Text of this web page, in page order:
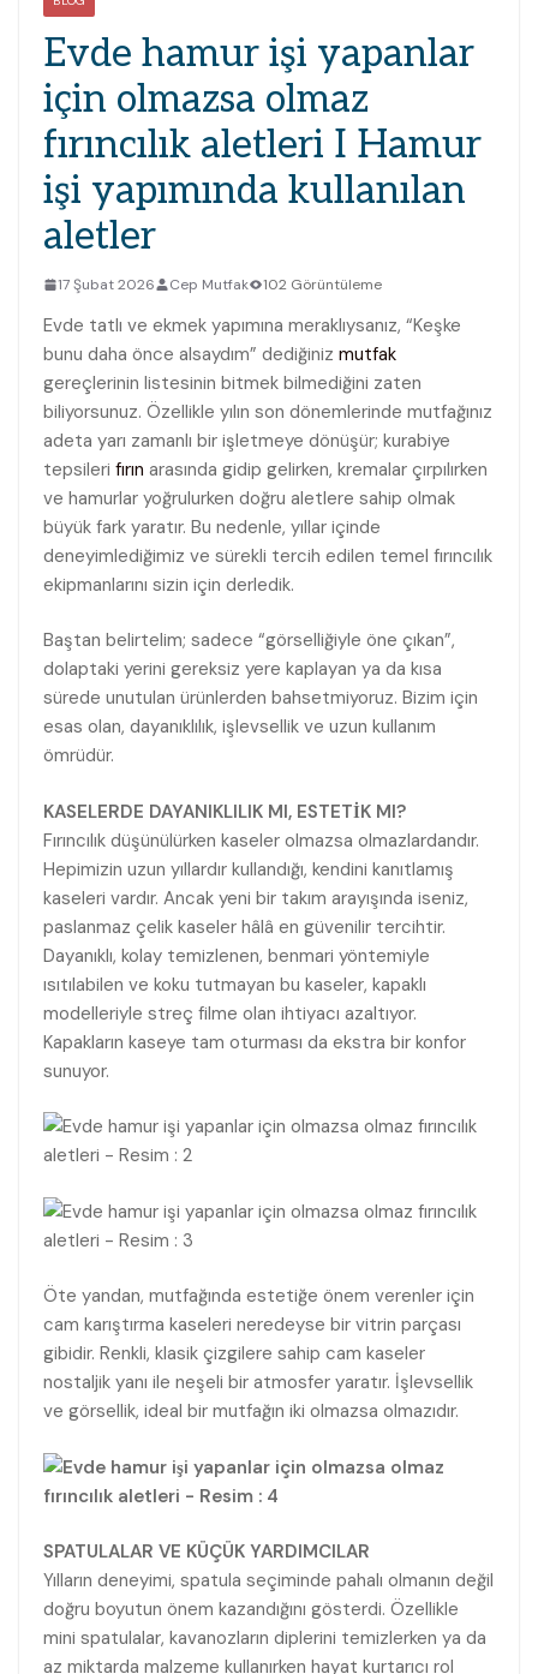
Evde hamur işi yapanlar
için olmazsa olmaz
fırıncılık aletleri I Hamur
işi yapımında kullanılan
aletler
17 Şubat 2026 Cep Mutfak 102 Görüntüleme
Evde tatlı ve ekmek yapımına meraklıysanız, “Keşke
bunu daha önce alsaydım” dediğiniz mutfak
gereçlerinin listesinin bitmek bilmediğini zaten
biliyorsunuz. Özellikle yılın son dönemlerinde mutfağınız
adeta yarı zamanlı bir işletmeye dönüşür; kurabiye
tepsileri fırın arasında gidip gelirken, kremalar çırpılırken
ve hamurlar yoğrulurken doğru aletlere sahip olmak
büyük fark yaratır. Bu nedenle, yıllar içinde
deneyimlediğimiz ve sürekli tercih edilen temel fırıncılık
ekipmanlarını sizin için derledik.
Baştan belirtelim; sadece “görselliğiyle öne çıkan”,
dolaptaki yerini gereksiz yere kaplayan ya da kısa
sürede unutulan ürünlerden bahsetmiyoruz. Bizim için
esas olan, dayanıklılık, işlevsellik ve uzun kullanım
ömrüdür.
KASELERDE DAYANIKLILIK MI, ESTETİK MI?
Fırıncılık düşünülürken kaseler olmazsa olmazlardandır.
Hepimizin uzun yıllardır kullandığı, kendini kanıtlamış
kaseleri vardır. Ancak yeni bir takım arayışında iseniz,
paslanmaz çelik kaseler hâlâ en güvenilir tercihtir.
Dayanıklı, kolay temizlenen, benmari yöntemiyle
ısıtılabilen ve koku tutmayan bu kaseler, kapaklı
modelleriyle streç filme olan ihtiyacı azaltıyor.
Kapakların kaseye tam oturması da ekstra bir konfor
sunuyor.
Öte yandan, mutfağında estetiğe önem verenler için
cam karıştırma kaseleri neredeyse bir vitrin parçası
gibidir. Renkli, klasik çizgilere sahip cam kaseler
nostaljik yanı ile neşeli bir atmosfer yaratır. İşlevsellik
ve görsellik, ideal bir mutfağın iki olmazsa olmazıdır.
SPATULALAR VE KÜÇÜK YARDIMCILAR
Yılların deneyimi, spatula seçiminde pahalı olmanın değil
doğru boyutun önem kazandığını gösterdi. Özellikle
mini spatulalar, kavanozların diplerini temizlerken ya da
az miktarda malzeme kullanırken hayat kurtarıcı rol